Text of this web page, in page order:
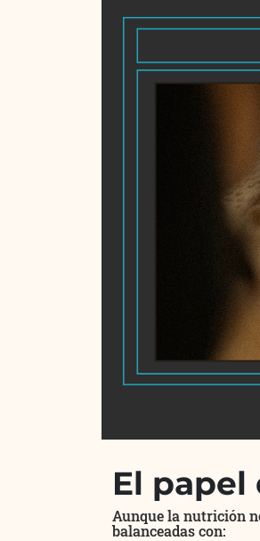
El
Aunque la nutrición
balanceadas con: